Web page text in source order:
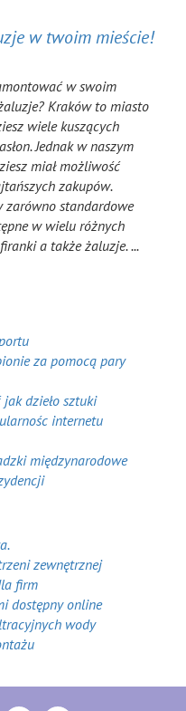
w twoim mieście!
w swoim
Kraków to miasto
wiele kuszących
Jednak w naszym
miał możliwość
zakupów.
zarówno standardowe
w wielu różnych
a także żaluzje. ...
za pomocą pary
dzieło sztuki
internetu
międzynarodowe
zewnętrznej
firm
dostępny online
wody